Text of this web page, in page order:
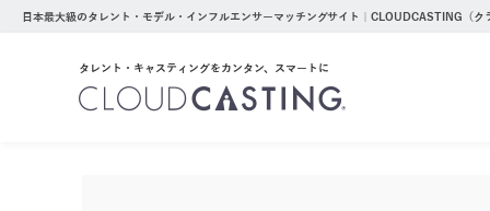
日本最大級のタレント・モデル・インフルエンサーマッチングサイト｜CLOUDCASTING（ク
タレント・キャスティングをカンタン、スマートに